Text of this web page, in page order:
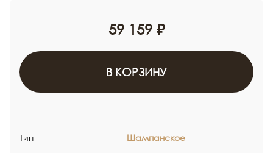
59 159 ₽
В КОРЗИНУ
Тип Шампанское